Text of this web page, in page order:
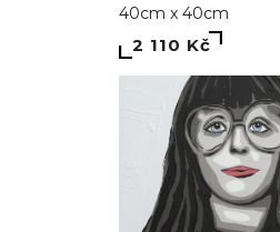
40cm x 40cm
2 110 Kč